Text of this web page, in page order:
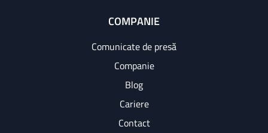
COMPANIE
Comunicate de presă
Companie
Blog
Cariere
Contact